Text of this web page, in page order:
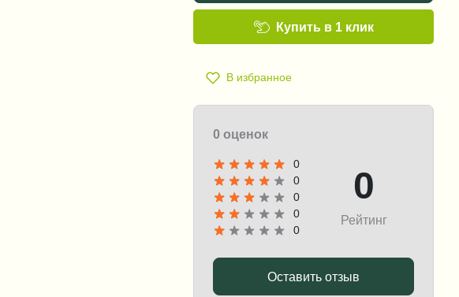
В избранное
Купить в 1 клик
0 оценок
0
0
0
0
0
0
Рейтинг
Оставить отзыв